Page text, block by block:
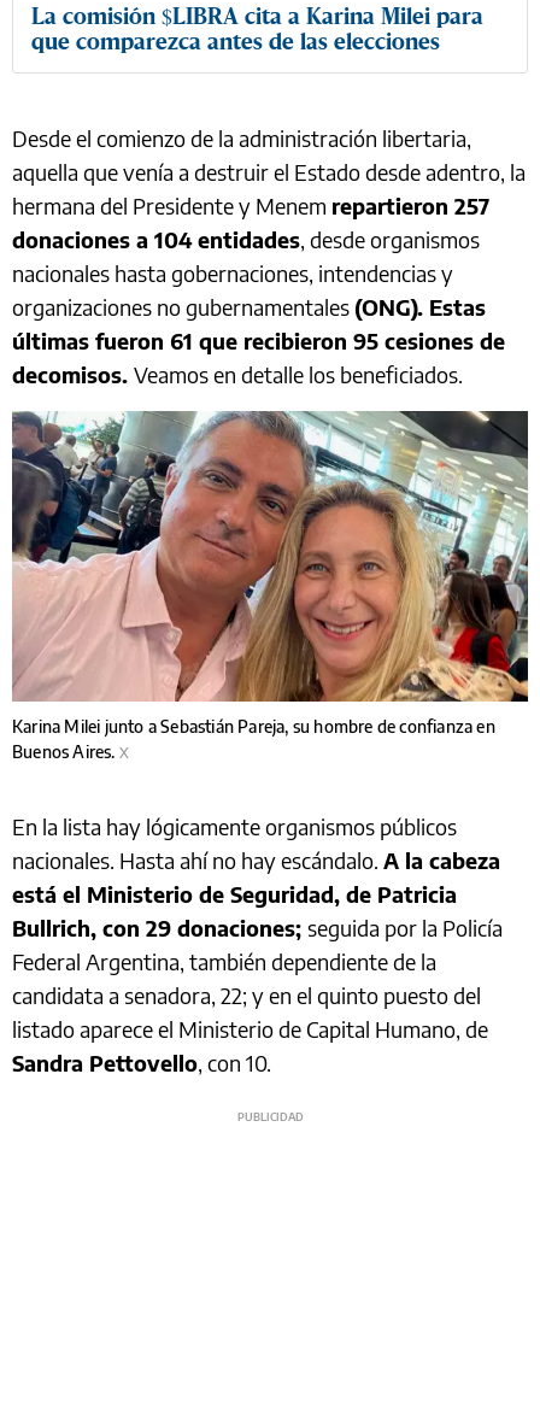
La comisión $LIBRA cita a Karina Milei para
que comparezca antes de las elecciones
Desde el comienzo de la administración libertaria,
aquella que venía a destruir el Estado desde adentro, la
hermana del Presidente y Menem repartieron 257
donaciones a 104 entidades, desde organismos
nacionales hasta gobernaciones, intendencias y
organizaciones no gubernamentales (ONG). Estas
últimas fueron 61 que recibieron 95 cesiones de
decomisos. Veamos en detalle los beneficiados.
Karina Milei junto a Sebastián Pareja, su hombre de confianza en
Buenos Aires. X
En la lista hay lógicamente organismos públicos
nacionales. Hasta ahí no hay escándalo. A la cabeza
está el Ministerio de Seguridad, de Patricia
Bullrich, con 29 donaciones; seguida por la Policía
Federal Argentina, también dependiente de la
candidata a senadora, 22; y en el quinto puesto del
listado aparece el Ministerio de Capital Humano, de
Sandra Pettovello, con 10.